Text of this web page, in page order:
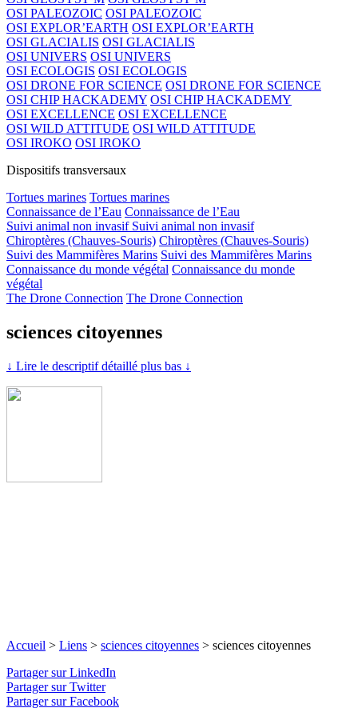
OSI PALEOZOIC OSI PALEOZOIC
OSI EXPLOR’EARTH OSI EXPLOR’EARTH
OSI GLACIALIS OSI GLACIALIS
OSI UNIVERS OSI UNIVERS
OSI ECOLOGIS OSI ECOLOGIS
OSI DRONE FOR SCIENCE OSI DRONE FOR SCIENCE
OSI CHIP HACKADEMY OSI CHIP HACKADEMY
OSI EXCELLENCE OSI EXCELLENCE
OSI WILD ATTITUDE OSI WILD ATTITUDE
OSI IROKO OSI IROKO
Dispositifs transversaux
Tortues marines Tortues marines
Connaissance de l’Eau Connaissance de l’Eau
Suivi animal non invasif Suivi animal non invasif
Chiroptères (Chauves-Souris) Chiroptères (Chauves-Souris)
Suivi des Mammifères Marins Suivi des Mammifères Marins
Connaissance du monde végétal Connaissance du monde
végétal
The Drone Connection The Drone Connection
sciences citoyennes
↓ Lire le descriptif détaillé plus bas ↓
Accueil > Liens > sciences citoyennes > sciences citoyennes
Partager sur LinkedIn
Partager sur Twitter
Partager sur Facebook